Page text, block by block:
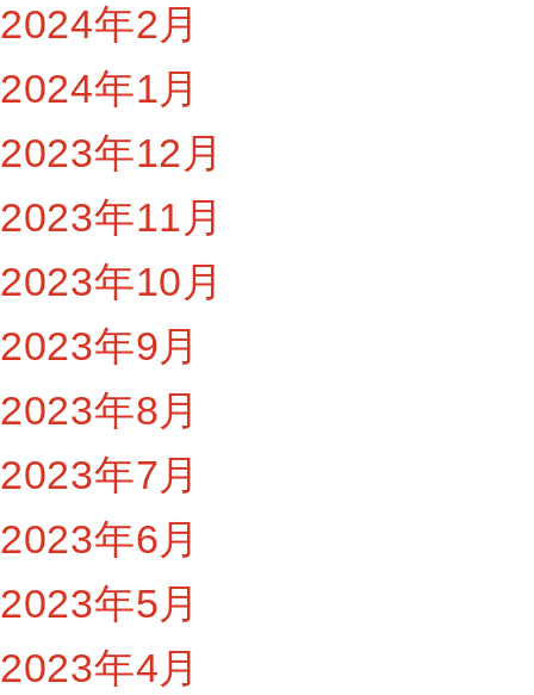
2024年2月
2024年1月
2023年12月
2023年11月
2023年10月
2023年9月
2023年8月
2023年7月
2023年6月
2023年5月
2023年4月